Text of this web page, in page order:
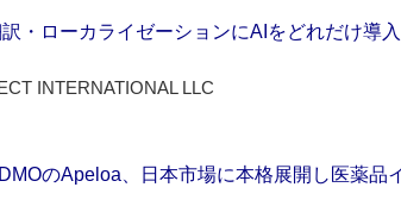
・ローカライゼーションにAIをどれだけ導
INTERNATIONAL LLC
のApeloa、日本市場に本格展開し医薬品